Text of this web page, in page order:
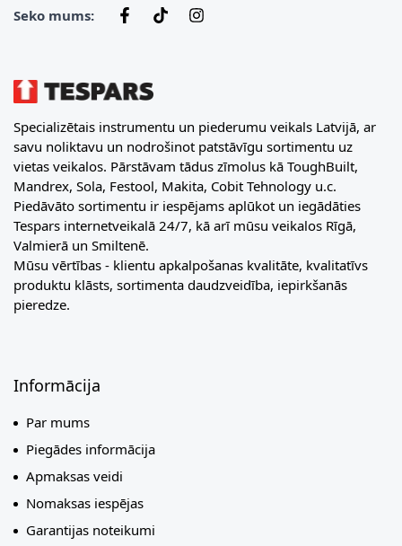
Seko mums:
Specializētais instrumentu un piederumu veikals Latvijā, ar
savu noliktavu un nodrošinot patstāvīgu sortimentu uz
vietas veikalos. Pārstāvam tādus zīmolus kā ToughBuilt,
Mandrex, Sola, Festool, Makita, Cobit Tehnology u.c.
Piedāvāto sortimentu ir iespējams aplūkot un iegādāties
Tespars internetveikalā 24/7, kā arī mūsu veikalos Rīgā,
Valmierā un Smiltenē.
Mūsu vērtības - klientu apkalpošanas kvalitāte, kvalitatīvs
produktu klāsts, sortimenta daudzveidība, iepirkšanās
pieredze.
Informācija
Par mums
Piegādes informācija
Apmaksas veidi
Nomaksas iespējas
Garantijas noteikumi